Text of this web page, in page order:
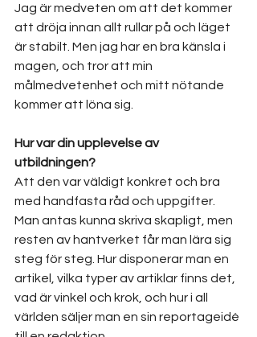
Jag är medveten om att det kommer
att dröja innan allt rullar på och läget
är stabilt. Men jag har en bra känsla i
magen, och tror att min
målmedvetenhet och mitt nötande
kommer att löna sig.
Hur var din upplevelse av
utbildningen?
Att den var väldigt konkret och bra
med handfasta råd och uppgifter.
Man antas kunna skriva skapligt, men
resten av hantverket får man lära sig
steg för steg. Hur disponerar man en
artikel, vilka typer av artiklar finns det,
vad är vinkel och krok, och hur i all
världen säljer man en sin reportageidé